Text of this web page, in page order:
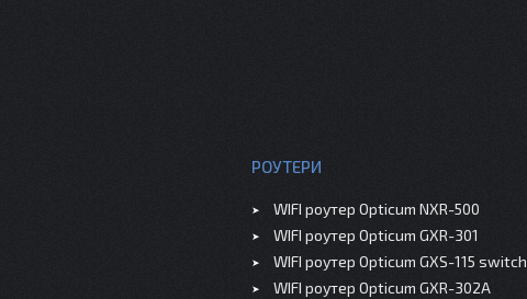
РОУТЕРИ
WIFI роутер Opticum NXR-500
WIFI роутер Opticum GXR-301
WIFI роутер Opticum GXS-115 switch
WIFI роутер Opticum GXR-302A